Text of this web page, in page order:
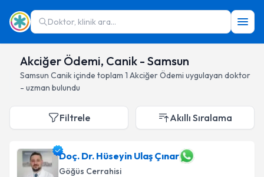
Doktor, klinik ara...
Akciğer Ödemi, Canik - Samsun
Samsun Canikiçinde toplam 1 Akciğer Ödemi uygulayan doktor
- uzman bulundu
Filtrele Akıllı Sıralama
Doç. Dr. Hüseyin Ulaş Çınar
Göğüs Cerrahisi